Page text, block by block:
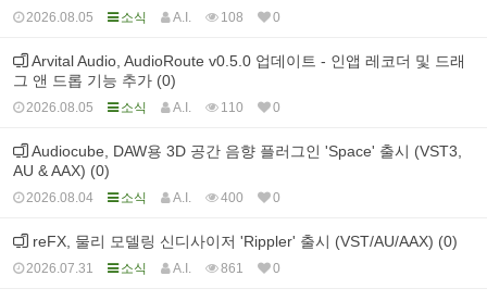
2026.08.05 소식 A.I. 108 0
Arvital Audio, AudioRoute v0.5.0 업데이트 - 인앱 레코더 및 드래
그 앤 드롭 기능 추가 (0)
2026.08.05 소식 A.I. 110 0
Audiocube, DAW용 3D 공간 음향 플러그인 'Space' 출시 (VST3,
AU & AAX) (0)
2026.08.04 소식 A.I. 400 0
reFX, 물리 모델링 신디사이저 'Rippler' 출시 (VST/AU/AAX) (0)
2026.07.31 소식 A.I. 861 0